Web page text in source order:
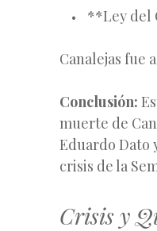
**Ley del
Canalejas fue
Conclusión:
muerte de
Eduardo Dato
crisis de la
Crisis y